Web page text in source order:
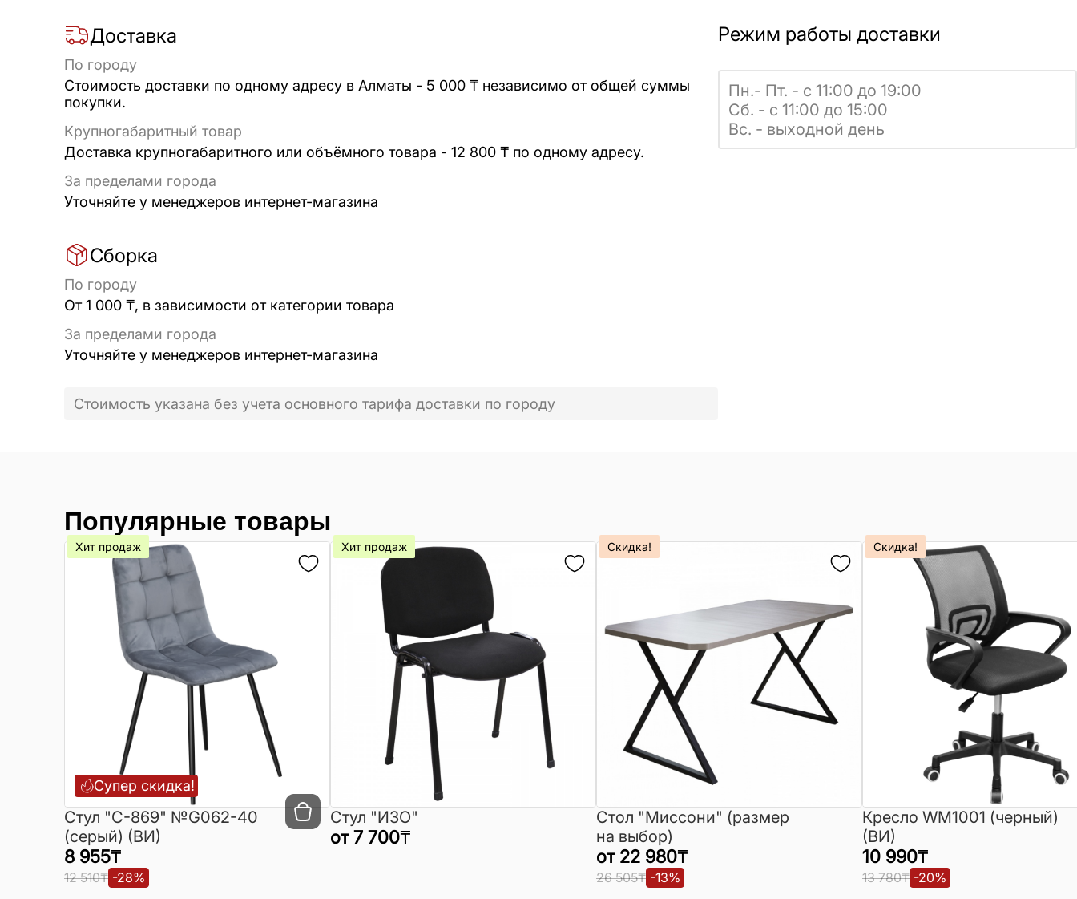
Доставка
По городу
Стоимость доставки по одному адресу в Алматы - 5 000 ₸ независимо от общей суммы
покупки.
Крупногабаритный товар
Доставка крупногабаритного или объёмного товара - 12 800 ₸ по одному адресу.
За пределами города
Уточняйте у менеджеров интернет-магазина
Сборка
По городу
От 1 000 ₸, в зависимости от категории товара
За пределами города
Уточняйте у менеджеров интернет-магазина
Стоимость указана без учета основного тарифа доставки по городу
Режим работы доставки
Пн.- Пт. - с 11:00 до 19:00
Сб. - с 11:00 до 15:00
Вс. - выходной день
Популярные товары
Супер скидка!
Хит продаж
Cтул "C-869" №G062-40
(серый) (ВИ)
8 955₸
12 510₸ -28%
Хит продаж
Стул "ИЗО"
от 7 700₸
Скидка!
Стол "Миссони" (размер
на выбор)
от 22 980₸
26 505₸ -13%
Скидка!
Кресло WM1001 (черный)
(ВИ)
10 990₸
13 780₸ -20%